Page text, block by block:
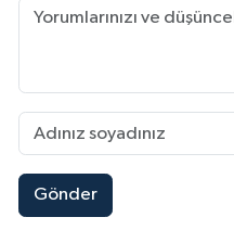
Gönder
Muş Müftülüğü
Niğde Müftülüğü
Ordu Müftülüğü